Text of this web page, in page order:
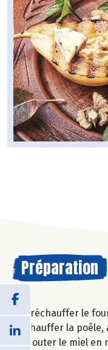
Préparation
Préchauffer le
Chauffer la
Ajouter le miel